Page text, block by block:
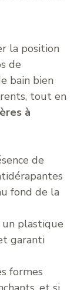
la position
de
bain bien
tout en
à
de
fond de la
un plastique
garanti
formes